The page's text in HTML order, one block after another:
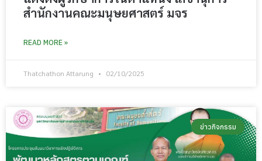
สำนักงานคณะมนุษยศาสตร์ มจร
READ MORE »
Thatchathon Attarung 02/10/2025
ข่าวกิจกรรม